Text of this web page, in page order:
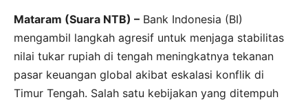
Mataram (Suara NTB) – Bank Indonesia (BI)
mengambil langkah agresif untuk menjaga stabilitas
nilai tukar rupiah di tengah meningkatnya tekanan
pasar keuangan global akibat eskalasi konflik di
Timur Tengah. Salah satu kebijakan yang ditempuh